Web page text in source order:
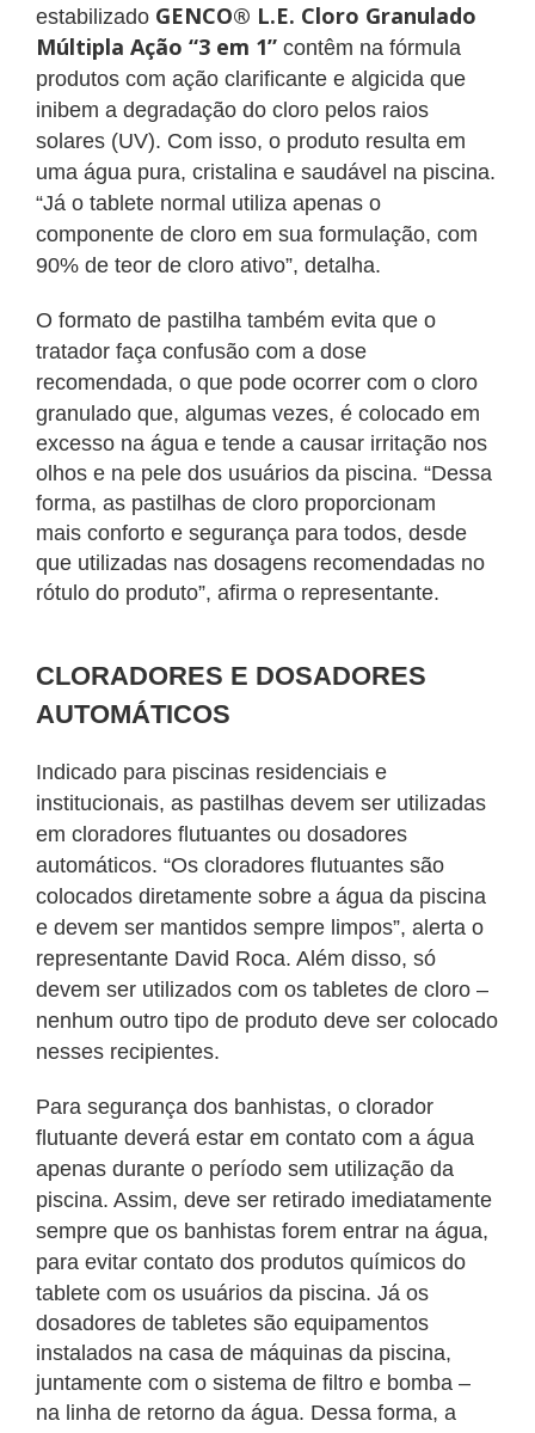
estabilizado GENCO® L.E. Cloro Granulado
Múltipla Ação “3 em 1” contêm na fórmula
produtos com ação clarificante e algicida que
inibem a degradação do cloro pelos raios
solares (UV). Com isso, o produto resulta em
uma água pura, cristalina e saudável na piscina.
“Já o tablete normal utiliza apenas o
componente de cloro em sua formulação, com
90% de teor de cloro ativo”, detalha.
O formato de pastilha também evita que o
tratador faça confusão com a dose
recomendada, o que pode ocorrer com o cloro
granulado que, algumas vezes, é colocado em
excesso na água e tende a causar irritação nos
olhos e na pele dos usuários da piscina. “Dessa
forma, as pastilhas de cloro proporcionam
mais conforto e segurança para todos, desde
que utilizadas nas dosagens recomendadas no
rótulo do produto”, afirma o representante.
CLORADORES E DOSADORES
AUTOMÁTICOS
Indicado para piscinas residenciais e
institucionais, as pastilhas devem ser utilizadas
em cloradores flutuantes ou dosadores
automáticos. “Os cloradores flutuantes são
colocados diretamente sobre a água da piscina
e devem ser mantidos sempre limpos”, alerta o
representante David Roca. Além disso, só
devem ser utilizados com os tabletes de cloro –
nenhum outro tipo de produto deve ser colocado
nesses recipientes.
Para segurança dos banhistas, o clorador
flutuante deverá estar em contato com a água
apenas durante o período sem utilização da
piscina. Assim, deve ser retirado imediatamente
sempre que os banhistas forem entrar na água,
para evitar contato dos produtos químicos do
tablete com os usuários da piscina. Já os
dosadores de tabletes são equipamentos
instalados na casa de máquinas da piscina,
juntamente com o sistema de filtro e bomba –
na linha de retorno da água. Dessa forma, a